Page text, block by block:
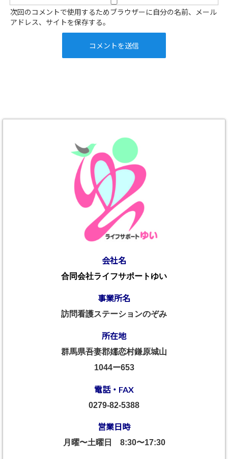
次回のコメントで使用するためブラウザーに自分の名前、メール
アドレス、サイトを保存する。
会社名
合同会社ライフサポートゆい
事業所名
訪問看護ステーションのぞみ
所在地
群馬県吾妻郡嬬恋村鎌原城山
1044ー653
電話・FAX
0279-82-5388
営業日時
月曜〜土曜日 8:30〜17:30